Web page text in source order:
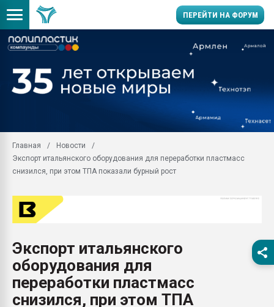
ПЕРЕЙТИ НА ФОРУМ
производство SPC
заводу пластмасс"
28.07.2026
ситуацией на
Всё, что касается
бутылок
Главная
Новости
Экспорт итальянского оборудования для переработки пластмасс
снизился, при этом ТПА показали бурный рост
Экспорт итальянского
оборудования для
переработки пластмасс
снизился, при этом ТПА